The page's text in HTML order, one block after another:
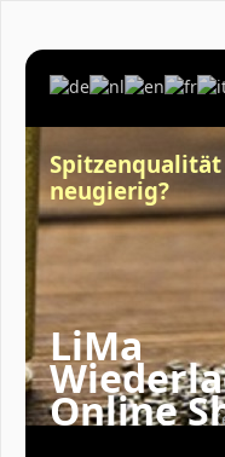
Spitzenqualität
neugierig?
LiMa
Online